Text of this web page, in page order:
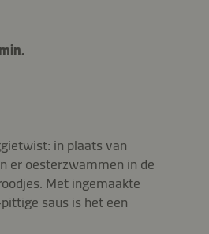
in plaats van
er oesterzwammen in de
Met ingemaakte
saus is het een